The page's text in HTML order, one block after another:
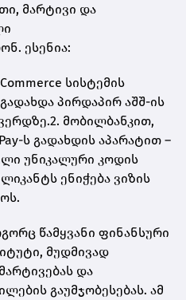
მარტივი და
ესენია:
სისტემის
პირდაპირ აშშ-ის
2. მობილბანკით,
ს გადახდის აპარატით –
უნიკალური კოდის
ენიჭება ვიზის
წამყვანი ფინანსური
მუდმივად
და
გაუმჯობესებას. ამ